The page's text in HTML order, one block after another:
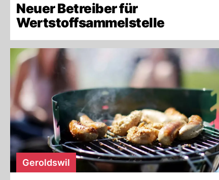
Neuer Betreiber für
Wertstoffsammelstelle
Geroldswil